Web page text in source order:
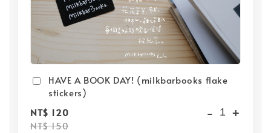
HAVE A BOOK DAY! (milkbarbooks flake
stickers)
NT$ 120
NT$ 150
- +